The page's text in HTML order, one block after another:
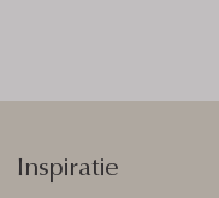
Inspiratie